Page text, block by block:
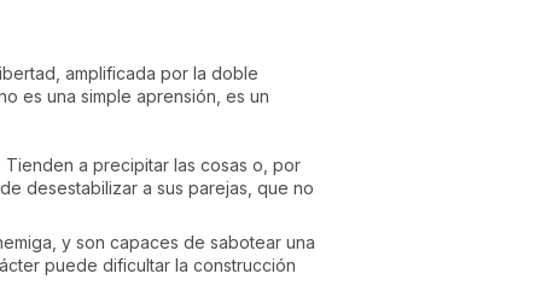
amplificada por la doble
es una simple aprensión, es un
a precipitar las cosas o, por
desestabilizar a sus parejas, que no
y son capaces de sabotear una
puede dificultar la construcción